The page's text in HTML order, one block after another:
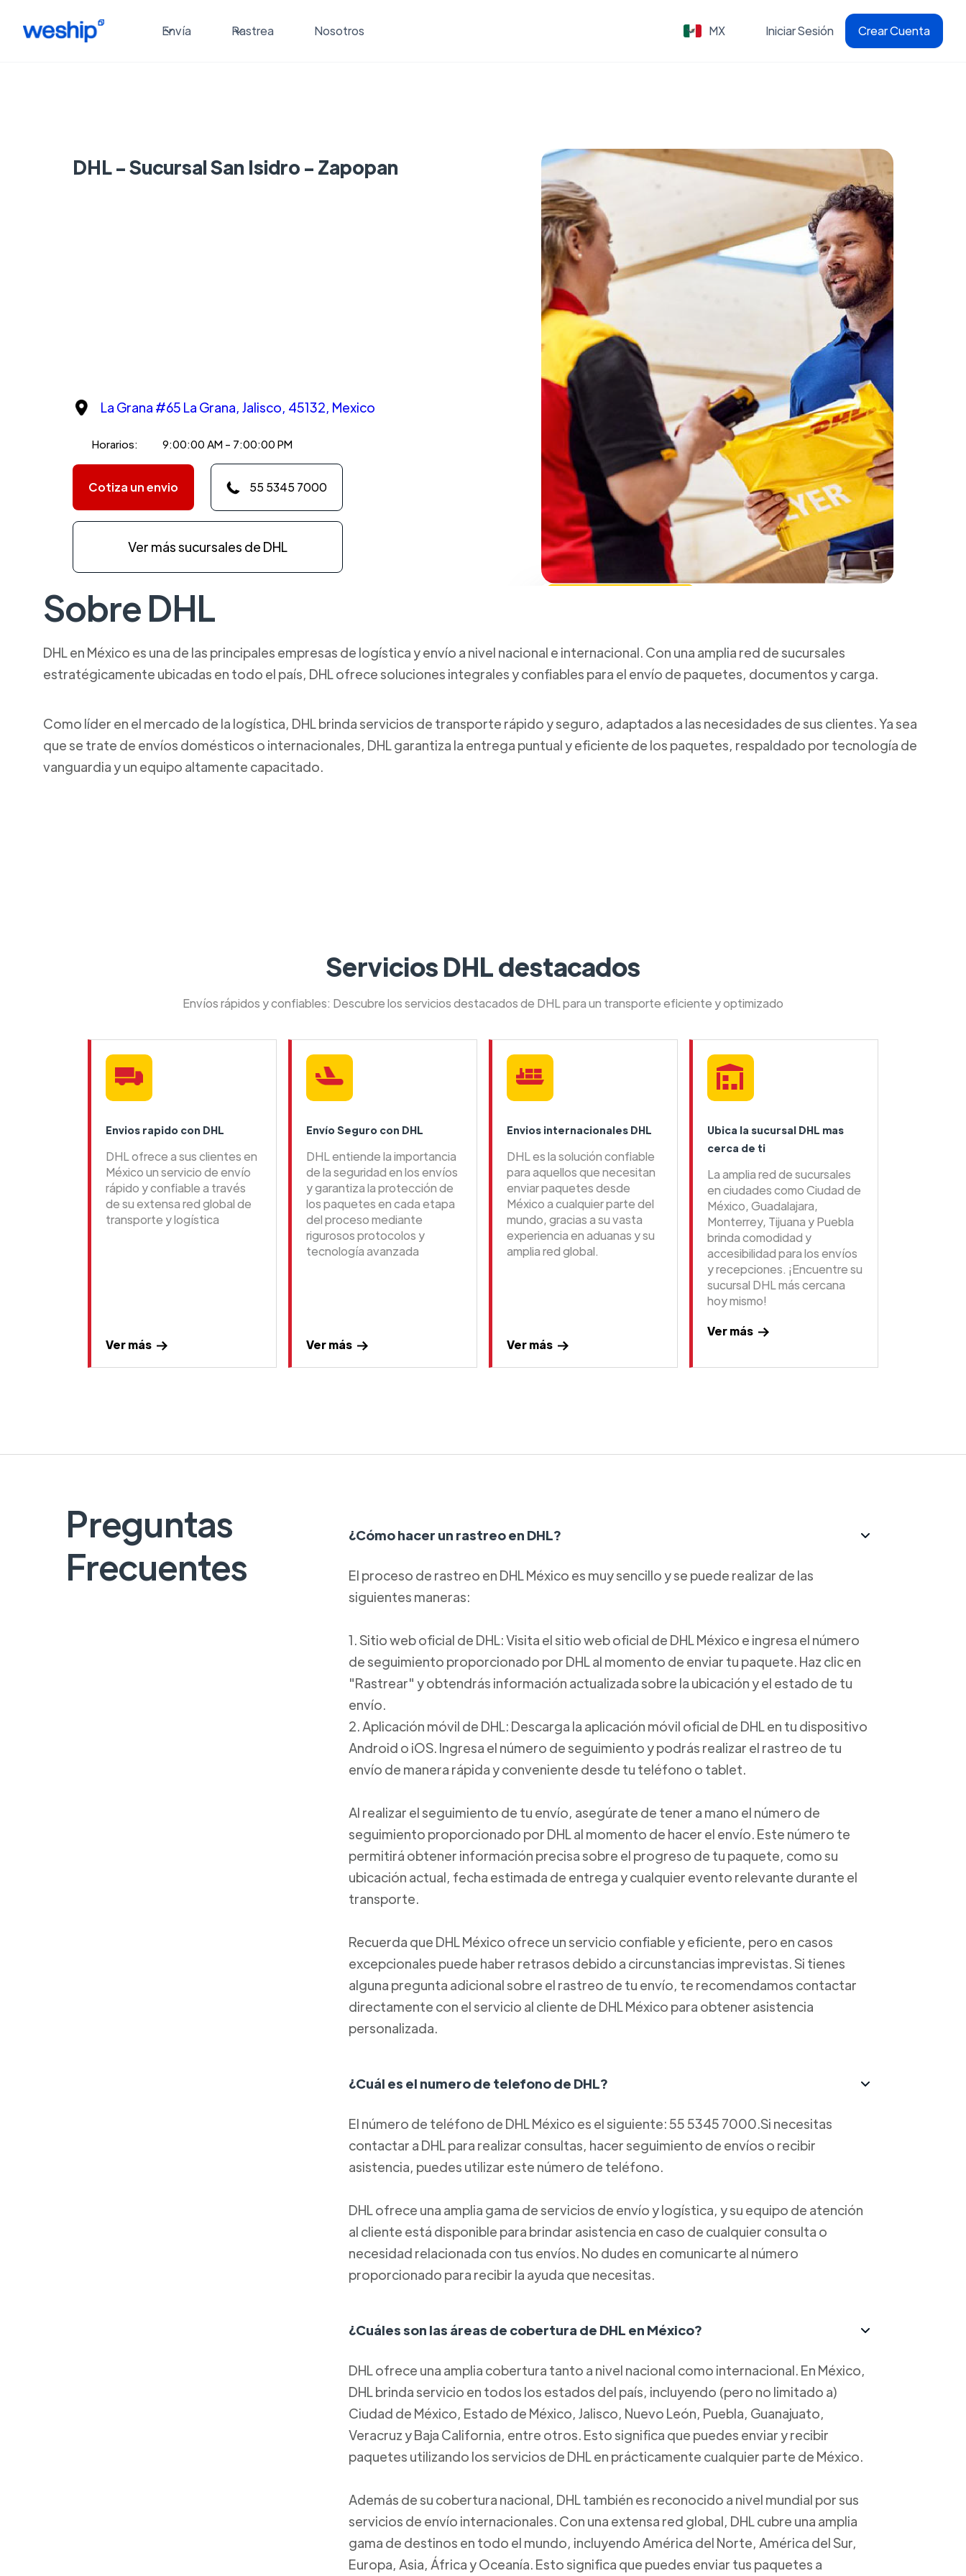
Envía Rastrea Nosotros MX Iniciar Sesión Crear Cuenta
DHL - Sucursal San Isidro - Zapopan
La Grana #65 La Grana, Jalisco, 45132, Mexico
Horarios: 9:00:00 AM - 7:00:00 PM
Cotiza un envio 55 5345 7000
Ver más sucursales de DHL
Sobre DHL
DHL en México es una de las principales empresas de logística y envío a nivel nacional e internacional. Con una amplia red de sucursales
estratégicamente ubicadas en todo el país, DHL ofrece soluciones integrales y confiables para el envío de paquetes, documentos y carga.
Como líder en el mercado de la logística, DHL brinda servicios de transporte rápido y seguro, adaptados a las necesidades de sus clientes. Ya sea
que se trate de envíos domésticos o internacionales, DHL garantiza la entrega puntual y eficiente de los paquetes, respaldado por tecnología de
vanguardia y un equipo altamente capacitado.
Servicios DHL destacados
Envíos rápidos y confiables: Descubre los servicios destacados de DHL para un transporte eficiente y optimizado
Envios rapido con DHL
DHL ofrece a sus clientes en
México un servicio de envío
rápido y confiable a través
de su extensa red global de
transporte y logística
Ver más
Envío Seguro con DHL
DHL entiende la importancia
de la seguridad en los envíos
y garantiza la protección de
los paquetes en cada etapa
del proceso mediante
rigurosos protocolos y
tecnología avanzada
Ver más
Envios internacionales DHL
DHL es la solución confiable
para aquellos que necesitan
enviar paquetes desde
México a cualquier parte del
mundo, gracias a su vasta
experiencia en aduanas y su
amplia red global.
Ver más
Ubica la sucursal DHL mas
cerca de ti
La amplia red de sucursales
en ciudades como Ciudad de
México, Guadalajara,
Monterrey, Tijuana y Puebla
brinda comodidad y
accesibilidad para los envíos
y recepciones. ¡Encuentre su
sucursal DHL más cercana
hoy mismo!
Ver más
Preguntas
Frecuentes
¿Cómo hacer un rastreo en DHL?
El proceso de rastreo en DHL México es muy sencillo y se puede realizar de las
siguientes maneras:
1. Sitio web oficial de DHL: Visita el sitio web oficial de DHL México e ingresa el número
de seguimiento proporcionado por DHL al momento de enviar tu paquete. Haz clic en
"Rastrear" y obtendrás información actualizada sobre la ubicación y el estado de tu
envío.
2. Aplicación móvil de DHL: Descarga la aplicación móvil oficial de DHL en tu dispositivo
Android o iOS. Ingresa el número de seguimiento y podrás realizar el rastreo de tu
envío de manera rápida y conveniente desde tu teléfono o tablet.
Al realizar el seguimiento de tu envío, asegúrate de tener a mano el número de
seguimiento proporcionado por DHL al momento de hacer el envío. Este número te
permitirá obtener información precisa sobre el progreso de tu paquete, como su
ubicación actual, fecha estimada de entrega y cualquier evento relevante durante el
transporte.
Recuerda que DHL México ofrece un servicio confiable y eficiente, pero en casos
excepcionales puede haber retrasos debido a circunstancias imprevistas. Si tienes
alguna pregunta adicional sobre el rastreo de tu envío, te recomendamos contactar
directamente con el servicio al cliente de DHL México para obtener asistencia
personalizada.
¿Cuál es el numero de telefono de DHL?
El número de teléfono de DHL México es el siguiente: 55 5345 7000.Si necesitas
contactar a DHL para realizar consultas, hacer seguimiento de envíos o recibir
asistencia, puedes utilizar este número de teléfono.
DHL ofrece una amplia gama de servicios de envío y logística, y su equipo de atención
al cliente está disponible para brindar asistencia en caso de cualquier consulta o
necesidad relacionada con tus envíos. No dudes en comunicarte al número
proporcionado para recibir la ayuda que necesitas.
¿Cuáles son las áreas de cobertura de DHL en México?
DHL ofrece una amplia cobertura tanto a nivel nacional como internacional. En México,
DHL brinda servicio en todos los estados del país, incluyendo (pero no limitado a)
Ciudad de México, Estado de México, Jalisco, Nuevo León, Puebla, Guanajuato,
Veracruz y Baja California, entre otros. Esto significa que puedes enviar y recibir
paquetes utilizando los servicios de DHL en prácticamente cualquier parte de México.
Además de su cobertura nacional, DHL también es reconocido a nivel mundial por sus
servicios de envío internacionales. Con una extensa red global, DHL cubre una amplia
gama de destinos en todo el mundo, incluyendo América del Norte, América del Sur,
Europa, Asia, África y Oceanía. Esto significa que puedes enviar tus paquetes a